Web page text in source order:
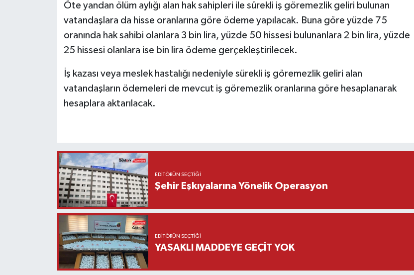
Öte yandan ölüm aylığı alan hak sahipleri ile sürekli iş göremezlik geliri bulunan
vatandaşlara da hisse oranlarına göre ödeme yapılacak. Buna göre yüzde 75
oranında hak sahibi olanlara 3 bin lira, yüzde 50 hissesi bulunanlara 2 bin lira, yüzde
25 hissesi olanlara ise bin lira ödeme gerçekleştirilecek.
İş kazası veya meslek hastalığı nedeniyle sürekli iş göremezlik geliri alan
vatandaşların ödemeleri de mevcut iş göremezlik oranlarına göre hesaplanarak
hesaplara aktarılacak.
EDITÖRÜN SEÇTIĞI
Şehir Eşkıyalarına Yönelik Operasyon
EDITÖRÜN SEÇTIĞI
YASAKLI MADDEYE GEÇİT YOK